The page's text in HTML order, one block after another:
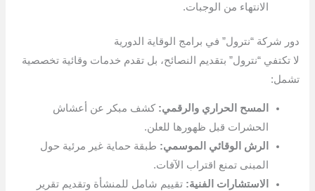
الانتهاء من الوجبات.
دور شركة “نترول” في برامج الوقاية الدورية
لا تكتفي “نترول” بتقديم النصائح، بل تقدم خدمات وقائية تخصصية
تشمل:
المسح الحراري والرقمي: كشف مبكر عن أعشاش
الحشرات قبل ظهورها للعلن.
الرش الوقائي الموسمي: طبقة حماية غير مرئية حول
المبنى تمنع اقتراب الآفات.
الاستشارات الفنية: تقييم شامل للمنشأة وتقديم تقرير